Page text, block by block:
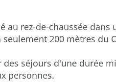
au rez-de-chaussée dans
200 mètres du
des séjours d'une durée
personnes.